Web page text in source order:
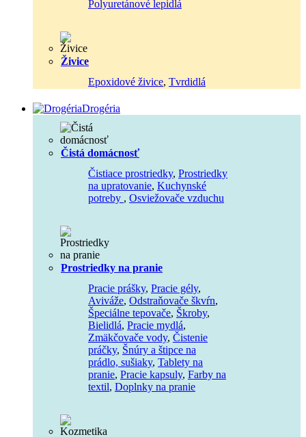
Polyuretánové lepidlá
Živice
Epoxidové živice, Tvrdidlá
Drogéria
Čistá domácnosť
Čistiace prostriedky, Prostriedky
na upratovanie, Kuchynské
potreby , Osviežovače vzduchu
Prostriedky na pranie
Pracie prášky, Pracie gély,
Aviváže, Odstraňovače škvŕn,
Špeciálne tepovače, Škroby,
Bielidlá, Pracie mydlá,
Zmäkčovače vody, Čistenie
práčky, Šnúry a štipce na
prádlo, sušiaky, Tablety na
pranie, Pracie kapsuly, Farby na
textil, Doplnky na pranie